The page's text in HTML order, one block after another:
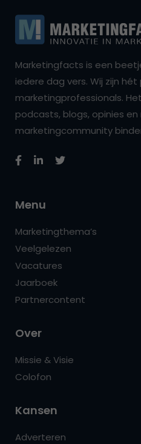
Marketingfacts is een
iedere dag vers. Wij zijn
marketingprofessionals.
podcasts, blogs, opinies
marketingcommunity
Menu
Marketingthema’s
Veelgelezen
Vacatures
Jaarboek
Partnercontent
Over
Missie & Visie
Colofon
Kansen
Adverteren